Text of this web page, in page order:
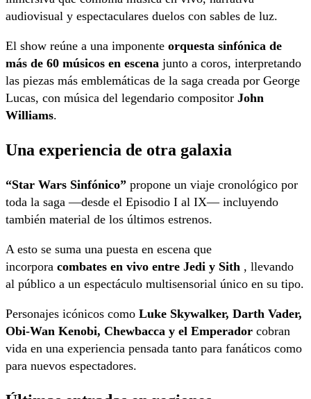
audiovisual y espectaculares duelos con sables de luz.
El show reúne a una imponente orquesta sinfónica de
más de 60 músicos en escena junto a coros, interpretando
las piezas más emblemáticas de la saga creada por George
Lucas, con música del legendario compositor John
Williams.
Una experiencia de otra galaxia
“Star Wars Sinfónico” propone un viaje cronológico por
toda la saga —desde el Episodio I al IX— incluyendo
también material de los últimos estrenos.
A esto se suma una puesta en escena que
incorpora combates en vivo entre Jedi y Sith , llevando
al público a un espectáculo multisensorial único en su tipo.
Personajes icónicos como Luke Skywalker, Darth Vader,
Obi-Wan Kenobi, Chewbacca y el Emperador cobran
vida en una experiencia pensada tanto para fanáticos como
para nuevos espectadores.